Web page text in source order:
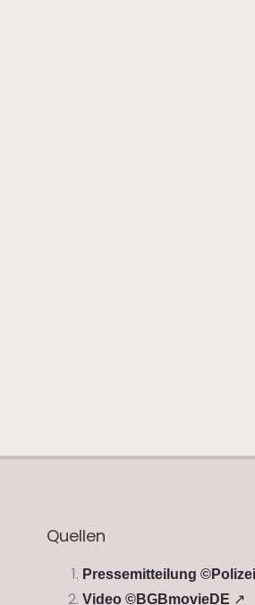
Quellen
Pressemitteilung
Video ©BGBmovieDE